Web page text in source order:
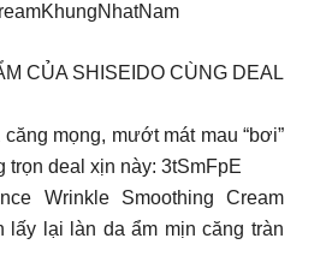
CỦA SHISEIDO CÙNG DEAL
mọng, mướt mát mau “bơi”
trọn deal xịn này: 3tSmFpE
Wrinkle Smoothing Cream
lấy lại làn da ẩm mịn căng tràn